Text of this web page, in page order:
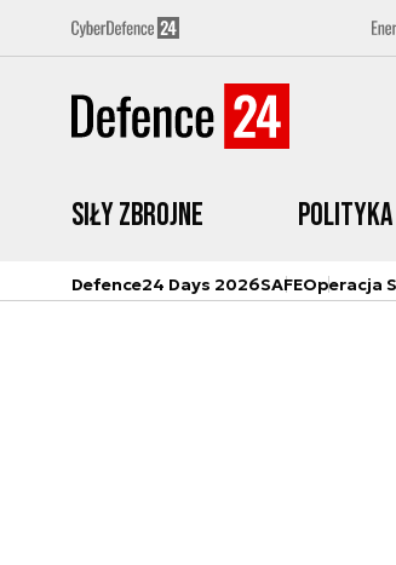
Siły zbrojne
Defence24 Days 2026SAFEOperacja